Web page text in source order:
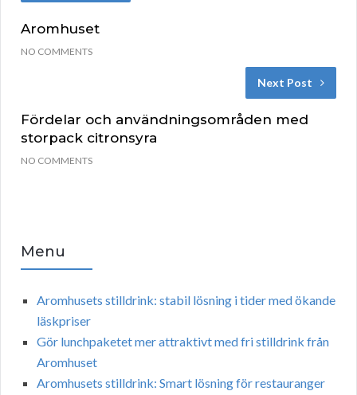
Aromhuset
NO COMMENTS
Next Post
Fördelar och användningsområden med
storpack citronsyra
NO COMMENTS
Menu
Aromhusets stilldrink: stabil lösning i tider med ökande
läskpriser
Gör lunchpaketet mer attraktivt med fri stilldrink från
Aromhuset
Aromhusets stilldrink: Smart lösning för restauranger